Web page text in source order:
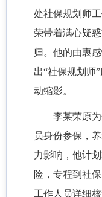
处社保规划师
荣带着满心疑
归。他的由衷
出“社保规划师
动缩影。
李某荣原
员身份参保，
力影响，他计
险，专程到社
工作人员详细